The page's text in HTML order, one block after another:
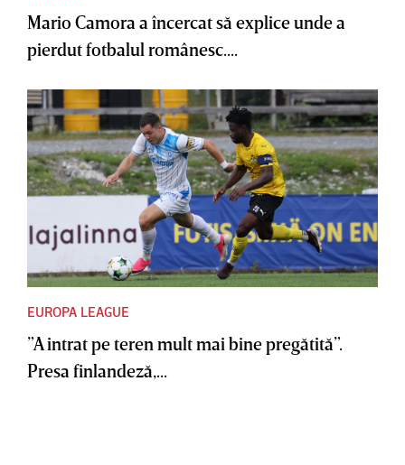
Mario Camora a încercat să explice unde a
pierdut fotbalul românesc....
EUROPA LEAGUE
”A intrat pe teren mult mai bine pregătită”.
Presa finlandeză,...